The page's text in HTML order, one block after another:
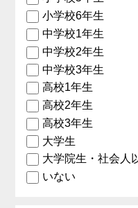
小学校6年生
中学校1年生
中学校2年生
中学校3年生
高校1年生
高校2年生
高校3年生
大学生
大学院生・社会人
いない